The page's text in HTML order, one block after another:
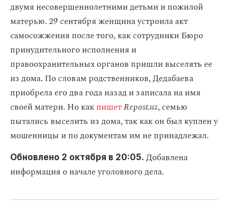
двумя несовершеннолетними детьми и пожилой
матерью. 29 сентября женщина устроила акт
самосожжения после того, как сотрудники Бюро
принудительного исполнения и
правоохранительных органов пришли выселять ее
из дома. По словам родственников, Дедабаева
приобрела его два года назад и записала на имя
своей матери. Но какпишетRepost.uz, семью
пытались выселить из дома, так как он был куплен у
мошенницы и по документам им не принадлежал.
Обновлено 2 октября в 20:05. Добавлена
информация о начале уголовного дела.